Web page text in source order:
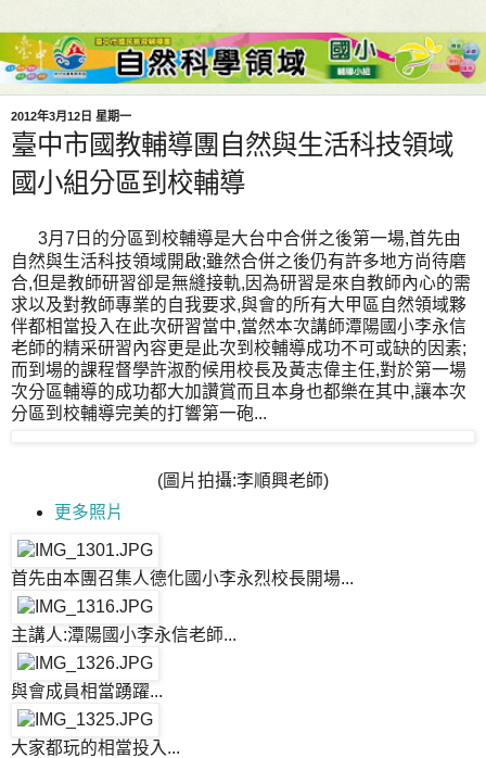
2012年3月12日 星期一
臺中市國教輔導團自然與生活科技領域
國小組分區到校輔導
3月7日的分區到校輔導是大台中合併之後第一場,首先由
自然與生活科技領域開啟;雖然合併之後仍有許多地方尚待磨
合,但是教師研習卻是無縫接軌,因為研習是來自教師內心的需
求以及對教師專業的自我要求,與會的所有大甲區自然領域夥
伴都相當投入在此次研習當中,當然本次講師潭陽國小李永信
老師的精采研習內容更是此次到校輔導成功不可或缺的因素;
而到場的課程督學許淑酌候用校長及黃志偉主任,對於第一場
次分區輔導的成功都大加讚賞而且本身也都樂在其中,讓本次
分區到校輔導完美的打響第一砲...
(圖片拍攝:李順興老師)
更多照片
首先由本團召集人德化國小李永烈校長開場...
主講人:潭陽國小李永信老師...
與會成員相當踴躍...
大家都玩的相當投入...